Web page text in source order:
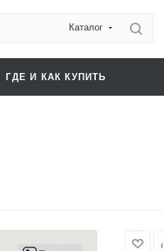
Каталог
ГДЕ И КАК КУПИТЬ